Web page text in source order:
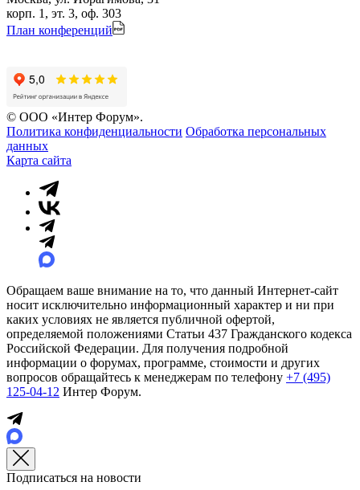
корп. 1, эт. 3, оф. 303
План конференций
© ООО «Интер Форум».
Политика конфиденциальности Обработка персональных
данных
Карта сайта
Обращаем ваше внимание на то, что данный Интернет-сайт
носит исключительно информационный характер и ни при
каких условиях не является публичной офертой,
определяемой положениями Статьи 437 Гражданского кодекса
Российской Федерации. Для получения подробной
информации о форумах, программе, стоимости и других
вопросов обращайтесь к менеджерам по телефону +7 (495)
125-04-12 Интер Форум.
Подписаться на новости